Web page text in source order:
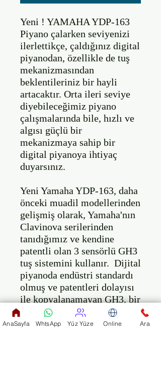
Yeni ! YAMAHA YDP-163
Piyano çalarken seviyenizi
ilerlettikçe, çaldığınız digital
piyanodan, özellikle de tuş
mekanizmasından
beklentileriniz bir hayli
artacaktır. Orta ileri seviye
diyebileceğimiz piyano
çalışmalarında bile, hızlı ve
algısı güçlü bir
mekanizmaya sahip bir
digital piyanoya ihtiyaç
duyarsınız.
Yeni Yamaha YDP-163, daha
önceki muadil modellerinden
gelişmiş olarak, Yamaha'nın
Clavinova serilerinden
tanıdığımız ve kendine
patentli olan 3 sensörlü GH3
tuş sistemini kullanır.  Dijital
piyanoda endüstri standardı
olmuş ve patentleri dolayısı
ile kopyalanamayan GH3, bir
konser piyanosu  gerçekçiliği
ve hızına sahip tuş
AnaSayfa WhtsApp Yüz Yüze Online Ara